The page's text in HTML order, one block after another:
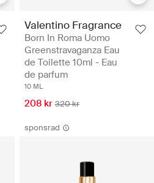
Valentino Fragrance
Born In Roma Uomo
Greenstravaganza Eau
de Toilette 10ml - Eau
de parfum
10 ML
208 kr 320 kr
sponsrad